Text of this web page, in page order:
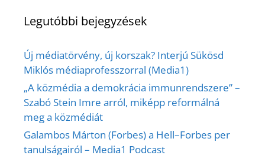
Legutóbbi bejegyzések
Új médiatörvény, új korszak? Interjú Sükösd
Miklós médiaprofesszorral (Media1)
„A közmédia a demokrácia immunrendszere” –
Szabó Stein Imre arról, miképp reformálná
meg a közmédiát
Galambos Márton (Forbes) a Hell–Forbes per
tanulságairól – Media1 Podcast